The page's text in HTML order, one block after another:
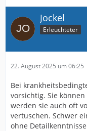
Jockel
Erleuchteter
22. August 2025 um 06:25
Bei
vorsichtig. Sie
werden sie auch oft
vertuschen. Schwer
ohne